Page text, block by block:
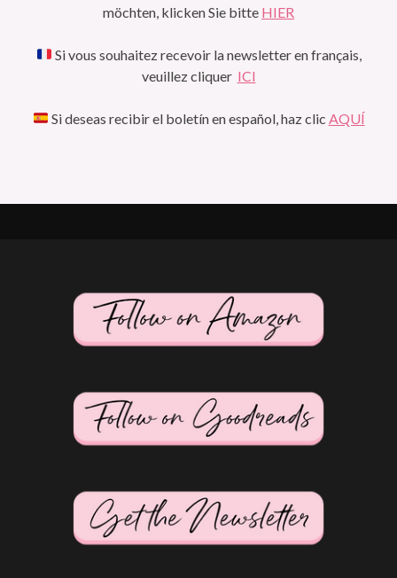
möchten, klicken Sie bitte HIER
Si vous souhaitez recevoir la newsletter en français,
veuillez cliquer ICI
Si deseas recibir el boletín en español, haz clic AQUÍ